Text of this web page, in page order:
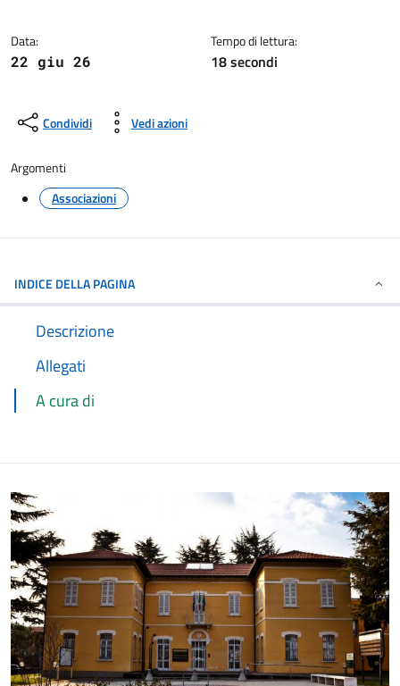
Data:
22 giu 26
Tempo di lettura:
18 secondi
Condividi Vedi azioni
Argomenti
Associazioni
INDICE DELLA PAGINA
Descrizione
Allegati
A cura di